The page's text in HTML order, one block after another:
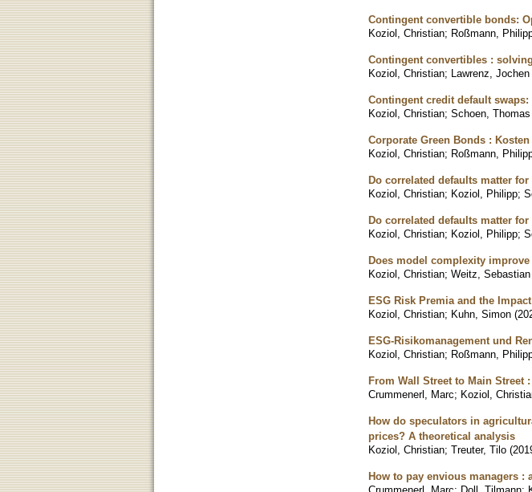
Contingent convertible bonds:
Koziol, Christian; Roßmann,
Contingent convertibles :
Koziol, Christian; Lawrenz, Jochen
Contingent credit default
Koziol, Christian; Schoen, Thomas
Corporate Green Bonds :
Koziol, Christian; Roßmann,
Do correlated defaults matter
Koziol, Christian; Koziol, Philipp;
Do correlated defaults matter
Koziol, Christian; Koziol, Philipp;
Does model complexity
Koziol, Christian; Weitz,
ESG Risk Premia and the
Koziol, Christian; Kuhn, Simon (
ESG-Risikomanagement und
Koziol, Christian; Roßmann,
From Wall Street to Main Street
Crummenerl, Marc; Koziol,
How do speculators in
prices? A theoretical analysis
Koziol, Christian; Treuter, Tilo (
How to pay envious managers :